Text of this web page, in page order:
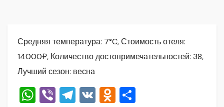
Средняя температура: 7°C, Стоимость отеля:
14000₽, Количество достопримечательностей: 38,
Лучший сезон: весна
W Vi T V O